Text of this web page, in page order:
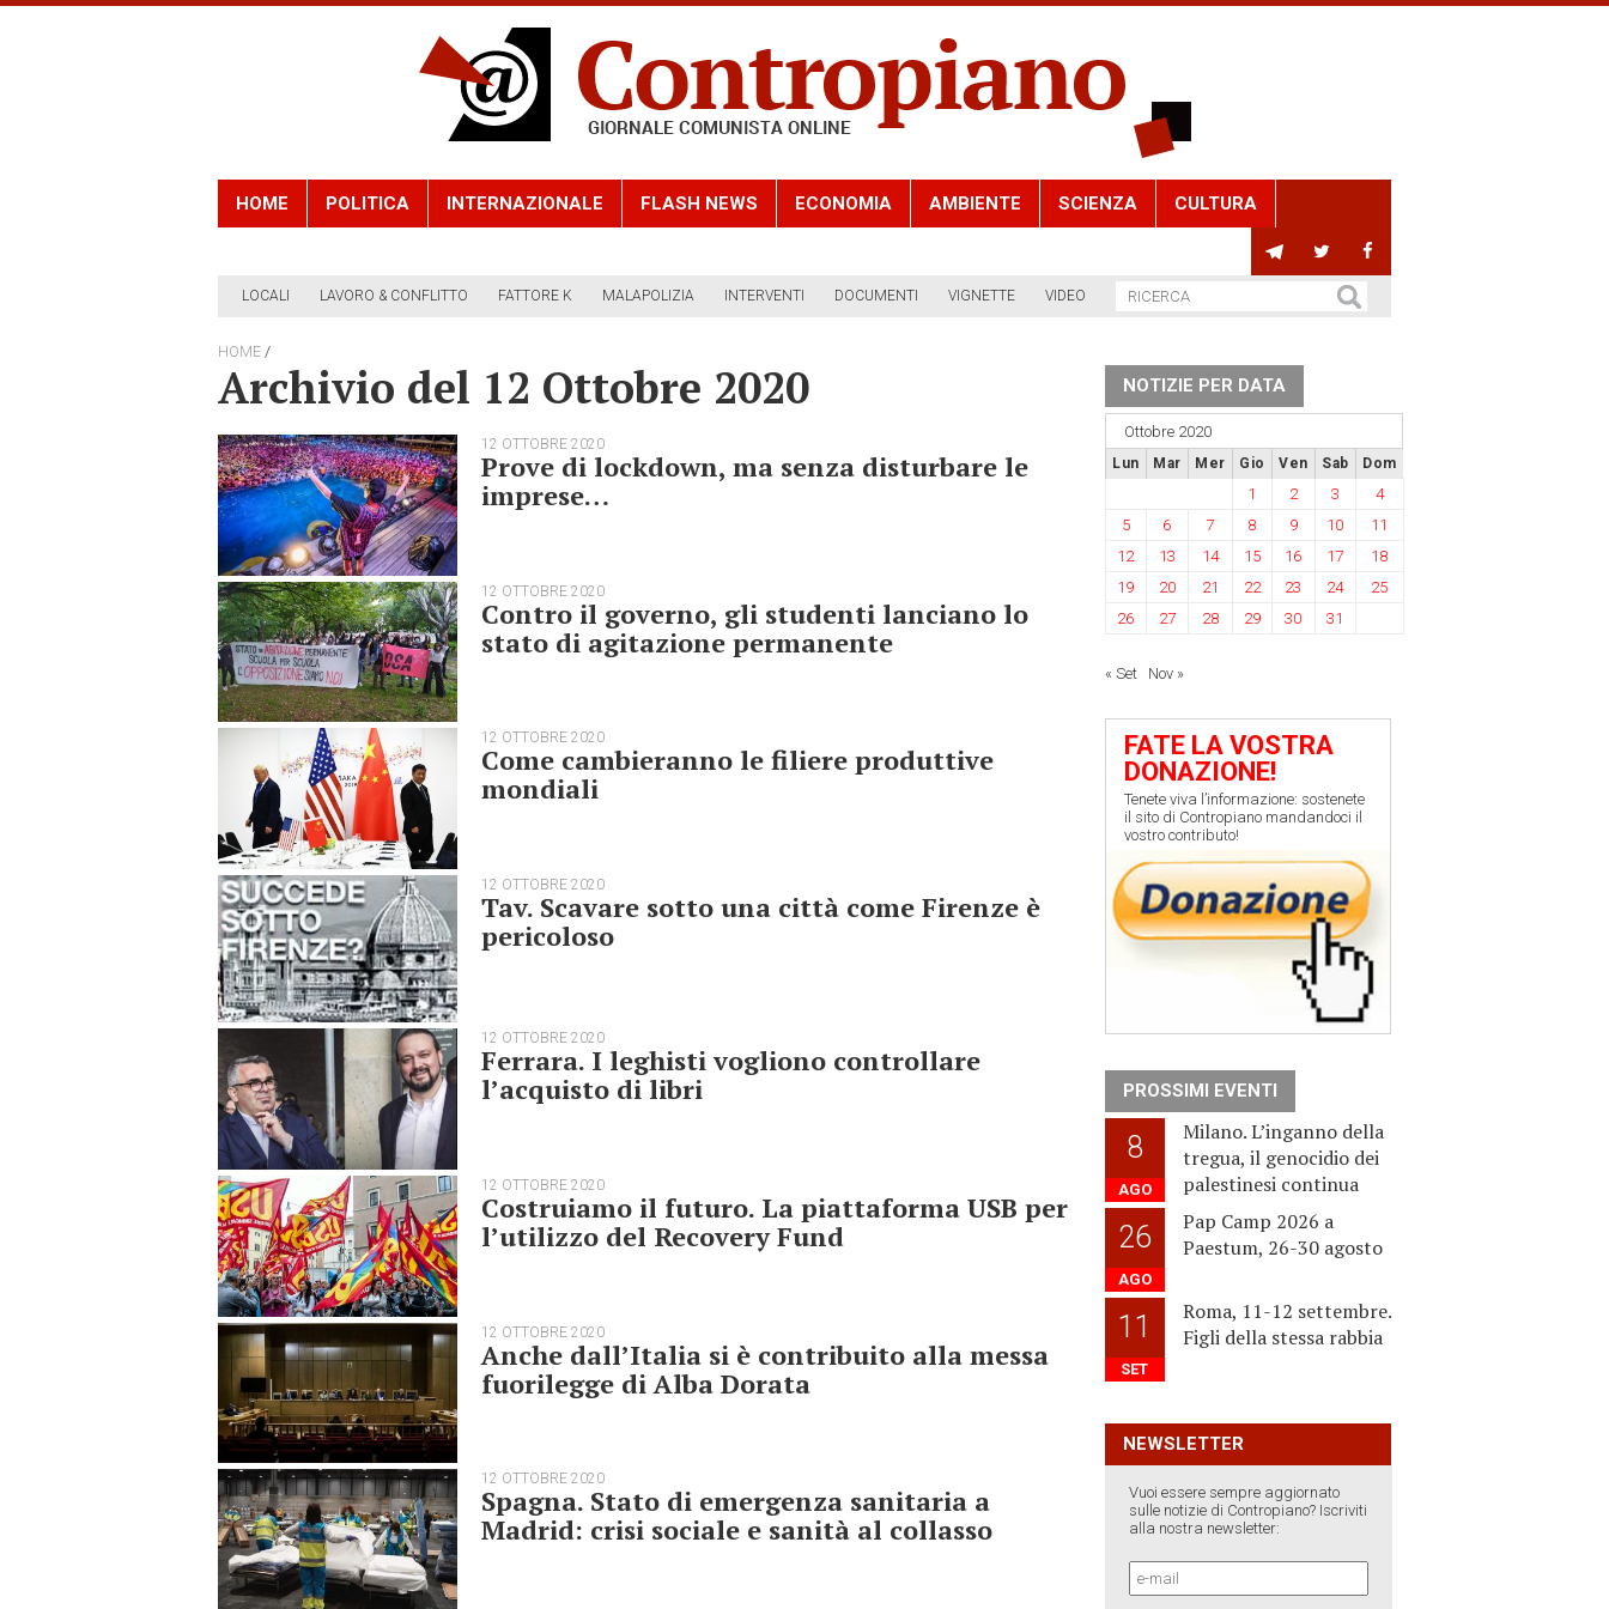
HOME POLITICA INTERNAZIONALE FLASH NEWS ECONOMIA AMBIENTE SCIENZA CULTURA
LOCALI LAVORO & CONFLITTO FATTORE K MALAPOLIZIA INTERVENTI DOCUMENTI VIGNETTE VIDEO
HOME /
Archivio del 12 Ottobre 2020
12 OTTOBRE 2020
Prove di lockdown, ma senza disturbare le
imprese…
12 OTTOBRE 2020
Contro il governo, gli studenti lanciano lo
stato di agitazione permanente
12 OTTOBRE 2020
Come cambieranno le filiere produttive
mondiali
12 OTTOBRE 2020
Tav. Scavare sotto una città come Firenze è
pericoloso
12 OTTOBRE 2020
Ferrara. I leghisti vogliono controllare
l’acquisto di libri
12 OTTOBRE 2020
Costruiamo il futuro. La piattaforma USB per
l’utilizzo del Recovery Fund
12 OTTOBRE 2020
Anche dall’Italia si è contribuito alla messa
fuorilegge di Alba Dorata
12 OTTOBRE 2020
Spagna. Stato di emergenza sanitaria a
Madrid: crisi sociale e sanità al collasso
NOTIZIE PER DATA
Ottobre 2020
Lun Mar Mer Gio Ven Sab Dom
1 2 3
4
5
6 7 8 9 10
11
12
13 14 15 16 17
18
19
20 21 22 23 24
25
26
27 28 29 30 31
« Set Nov »
FATE LA VOSTRA
DONAZIONE!
Tenete viva l’informazione: sostenete
il sito di Contropiano mandandoci il
vostro contributo!
PROSSIMI EVENTI
8
AGO
Milano. L’inganno della
tregua, il genocidio dei
palestinesi continua
26
AGO
Pap Camp 2026 a
Paestum, 26-30 agosto
11
SET
Roma, 11-12 settembre.
Figli della stessa rabbia
NEWSLETTER
Vuoi essere sempre aggiornato
sulle notizie di Contropiano? Iscriviti
alla nostra newsletter: